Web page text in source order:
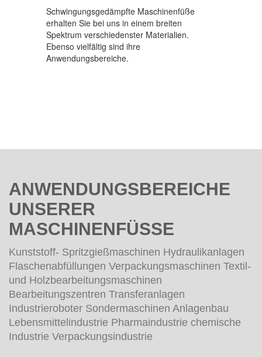
ANWENDUNGSBEREICHE
UNSERER
MASCHINENFÜSSE
Kunststoff- Spritzgießmaschinen Hydraulikanlagen
Flaschenabfüllungen Verpackungsmaschinen Textil-
und Holzbearbeitungsmaschinen
Bearbeitungszentren Transferanlagen
Industrieroboter Sondermaschinen Anlagenbau
Lebensmittelindustrie Pharmaindustrie chemische
Industrie Verpackungsindustrie